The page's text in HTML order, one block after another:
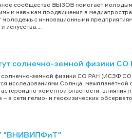
сообщество ВЫЗОВ помогает молодым
навыкам продвижения в
молодежь с инновационными
искусства....
солнечно-земной физики СО
солнечно-земной физики СО РАН (ИСЗФ СО
исследованиями Солнца,
кометной опасности, влияния
– в сети гелио- и геофизических
"ВНИВИПФиТ"